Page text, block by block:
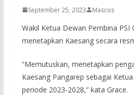
September 25, 2023 Mascos
Wakil Ketua Dewan Pembina PSI
menetapkan Kaesang secara
“Memutuskan, menetapkan
Kaesang Pangarep sebagai
periode 2023-2028,” kata Grace.